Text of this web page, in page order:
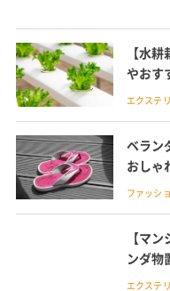
【水
やおす
エクステ
ベラン
おしゃ
ファッシ
【マ
ンダ物
エクステ